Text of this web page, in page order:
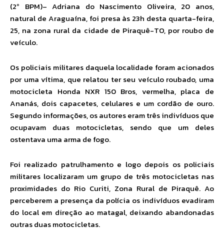
(2º BPM)– Adriana do Nascimento Oliveira, 20 anos,
natural de Araguaína, foi presa às 23h desta quarta-feira,
25, na zona rural da cidade de Piraquê-TO, por roubo de
veículo.
Os policiais militares daquela localidade foram acionados
por uma vítima, que relatou ter seu veículo roubado, uma
motocicleta Honda NXR 150 Bros, vermelha, placa de
Ananás, dois capacetes, celulares e um cordão de ouro.
Segundo informações, os autores eram três indivíduos que
ocupavam duas motocicletas, sendo que um deles
ostentava uma arma de fogo.
Foi realizado patrulhamento e logo depois os policiais
militares localizaram um grupo de três motocicletas nas
proximidades do Rio Curiti, Zona Rural de Piraquê. Ao
perceberem a presença da polícia os indivíduos evadiram
do local em direção ao matagal, deixando abandonadas
outras duas motocicletas.